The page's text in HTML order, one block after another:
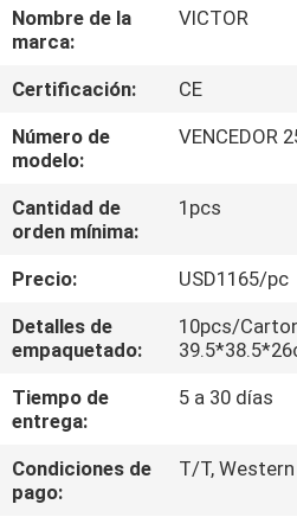
VIAJE
DE
LA
FÁBRICA
CONTROL
CALIDAD
ÉNTRENOS
EN
CONTACTO
CON
Nombre de la
marca:
VICTOR
Certificación:
CE
Número de
modelo:
VENCEDOR
Cantidad de
orden mínima:
1pcs
Precio:
USD1165/pc
Detalles de
empaquetado:
10pcs/
Tiempo de
entrega:
5 a 30 días
Condiciones de
pago:
T/T, Western